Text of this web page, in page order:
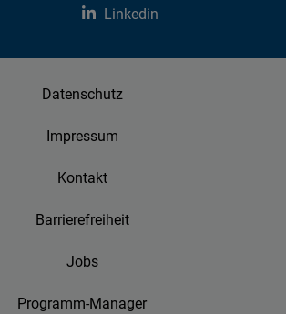
Linkedin
Datenschutz
Impressum
Kontakt
Barrierefreiheit
Jobs
Programm-Manager